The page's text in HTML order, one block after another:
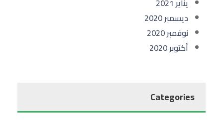
يناير 2021
ديسمبر 2020
نوفمبر 2020
أكتوبر 2020
Categories